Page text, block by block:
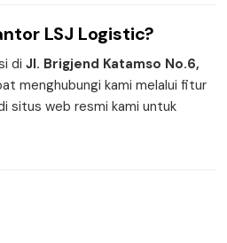
LSJ Logistic?
di Jl. Brigjend Katamso No.6,
menghubungi kami melalui fitur
situs web resmi kami untuk